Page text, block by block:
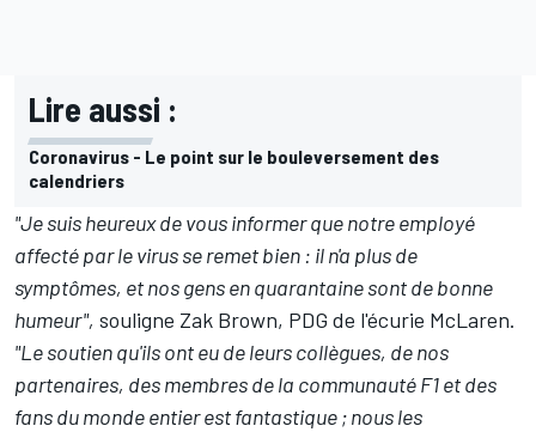
Lire aussi :
Coronavirus - Le point sur le bouleversement des
calendriers
"Je suis heureux de vous informer que notre employé
affecté par le virus se remet bien : il n'a plus de
symptômes, et nos gens en quarantaine sont de bonne
humeur", souligne Zak Brown, PDG de l'écurie McLaren.
"Le soutien qu'ils ont eu de leurs collègues, de nos
partenaires, des membres de la communauté F1 et des
fans du monde entier est fantastique ; nous les